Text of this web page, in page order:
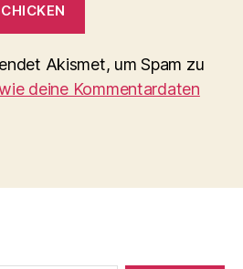
Akismet, um Spam zu
deine Kommentardaten